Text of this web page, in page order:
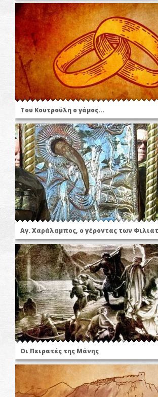
Του Κουτρούλη ο γάμος...
Αγ. Χαράλαμπος, ο γέροντας των
Οι Πειρατές της Μάνης